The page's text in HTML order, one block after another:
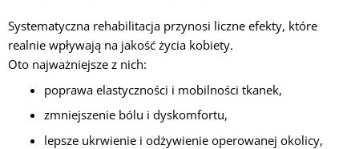
Systematyczna rehabilitacja przynosi liczne efekty, które
realnie wpływają na jakość życia kobiety.
Oto najważniejsze z nich:
poprawa elastyczności i mobilności tkanek,
zmniejszenie bólu i dyskomfortu,
lepsze ukrwienie i odżywienie operowanej okolicy,